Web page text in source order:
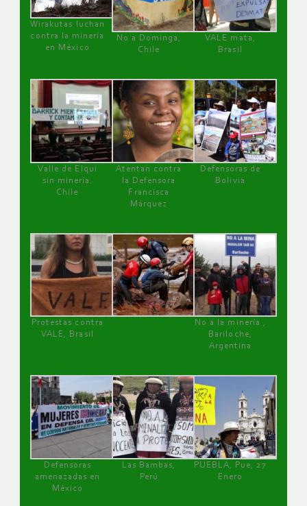
Wirakutas luchan
contra la minería
en México
No a Dominga,
Chile
VALE mata,
Brasil
Valle de Elqui
sin minería.
Chile
Atentan contra
la Defensora
Francisca
Márquez
Defensoras de
Bolivia
Protestas contra
VALE, Brasil
No a la minería ,
Bariloche,
Argentina
Defensoras
amenazadas en
México
Las Bambas,
Perú
PUEBLA, Pue, 27
Enero